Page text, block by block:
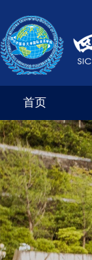
首页
学院风采